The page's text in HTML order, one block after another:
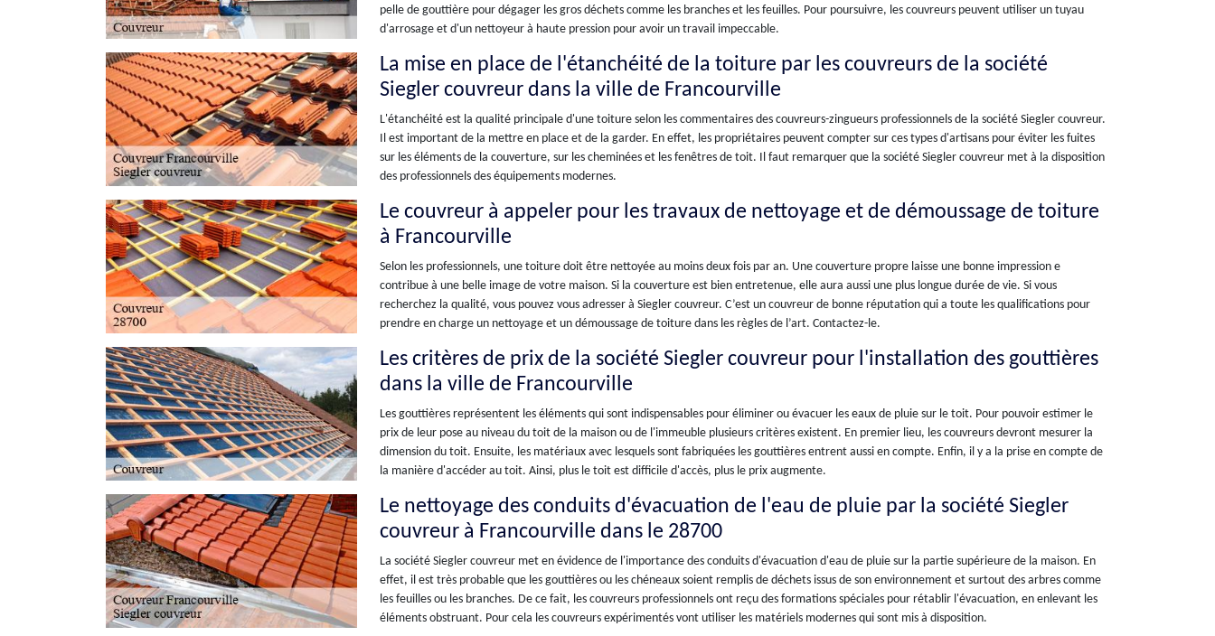
pelle de gouttière pour dégager les gros déchets comme les branches et les feuilles. Pour poursuivre, les couvreurs peuvent utiliser un tuyau
d'arrosage et d'un nettoyeur à haute pression pour avoir un travail impeccable.
La mise en place de l'étanchéité de la toiture par les couvreurs de la société
Siegler couvreur dans la ville de Francourville
L'étanchéité est la qualité principale d'une toiture selon les commentaires des couvreurs-zingueurs professionnels de la société Siegler couvreur.
Il est important de la mettre en place et de la garder. En effet, les propriétaires peuvent compter sur ces types d'artisans pour éviter les fuites
sur les éléments de la couverture, sur les cheminées et les fenêtres de toit. Il faut remarquer que la société Siegler couvreur met à la disposition
des professionnels des équipements modernes.
Le couvreur à appeler pour les travaux de nettoyage et de démoussage de toiture
à Francourville
Selon les professionnels, une toiture doit être nettoyée au moins deux fois par an. Une couverture propre laisse une bonne impression e
contribue à une belle image de votre maison. Si la couverture est bien entretenue, elle aura aussi une plus longue durée de vie. Si vous
recherchez la qualité, vous pouvez vous adresser à Siegler couvreur. C’est un couvreur de bonne réputation qui a toute les qualifications pour
prendre en charge un nettoyage et un démoussage de toiture dans les règles de l’art. Contactez-le.
Les critères de prix de la société Siegler couvreur pour l'installation des gouttières
dans la ville de Francourville
Les gouttières représentent les éléments qui sont indispensables pour éliminer ou évacuer les eaux de pluie sur le toit. Pour pouvoir estimer le
prix de leur pose au niveau du toit de la maison ou de l'immeuble plusieurs critères existent. En premier lieu, les couvreurs devront mesurer la
dimension du toit. Ensuite, les matériaux avec lesquels sont fabriquées les gouttières entrent aussi en compte. Enfin, il y a la prise en compte de
la manière d'accéder au toit. Ainsi, plus le toit est difficile d'accès, plus le prix augmente.
Le nettoyage des conduits d'évacuation de l'eau de pluie par la société Siegler
couvreur à Francourville dans le 28700
La société Siegler couvreur met en évidence de l'importance des conduits d'évacuation d'eau de pluie sur la partie supérieure de la maison. En
effet, il est très probable que les gouttières ou les chéneaux soient remplis de déchets issus de son environnement et surtout des arbres comme
les feuilles ou les branches. De ce fait, les couvreurs professionnels ont reçu des formations spéciales pour rétablir l'évacuation, en enlevant les
éléments obstruant. Pour cela les couvreurs expérimentés vont utiliser les matériels modernes qui sont mis à disposition.